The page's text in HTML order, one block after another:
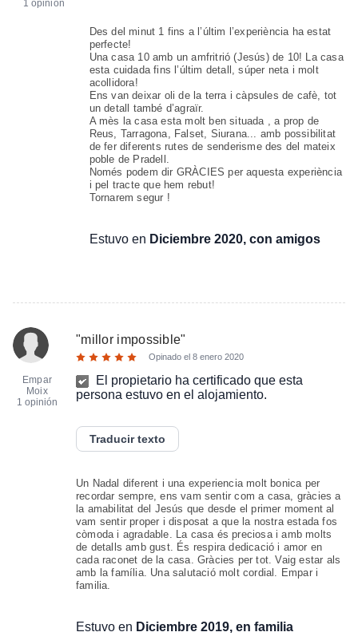
1 opinión
Des del minut 1 fins a l’últim l’experiència ha estat
perfecte!
Una casa 10 amb un amfritrió (Jesús) de 10! La casa
esta cuidada fins l’últim detall, súper neta i molt
acollidora!
Ens van deixar oli de la terra i càpsules de cafè, tot
un detall també d’agraïr.
A mès la casa esta molt ben situada , a prop de
Reus, Tarragona, Falset, Siurana... amb possibilitat
de fer diferents rutes de senderisme des del mateix
poble de Pradell.
Només podem dir GRÀCIES per aquesta experiència
i pel tracte que hem rebut!
Tornarem segur !
Estuvo en Diciembre 2020, con amigos
Empar
Moix
1 opinión
"millor impossible"
Opinado el 8 enero 2020
El propietario ha certificado que esta
persona estuvo en el alojamiento.
Traducir texto
Un Nadal diferent i una experiencia molt bonica per
recordar sempre, ens vam sentir com a casa, gràcies a
la amabilitat del Jesús que desde el primer moment al
vam sentir proper i disposat a que la nostra estada fos
còmoda i agradable. La casa és preciosa i amb molts
de detalls amb gust. És respira dedicació i amor en
cada raconet de la casa. Gràcies per tot. Vaig estar als
amb la família. Una salutació molt cordial. Empar i
familia.
Estuvo en Diciembre 2019, en familia